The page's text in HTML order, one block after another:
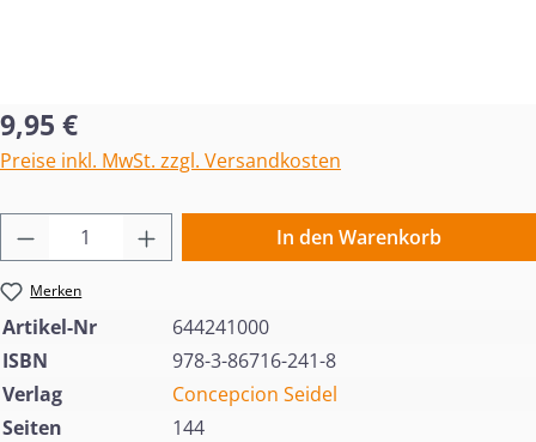
Regulärer Preis:
9,95 €
Preise inkl. MwSt. zzgl. Versandkosten
Produkt Anzahl: Gib den gewünschten
In den Warenkorb
Merken
Artikel-Nr
644241000
ISBN
978-3-86716-241-8
Verlag
Concepcion Seidel
Seiten
144